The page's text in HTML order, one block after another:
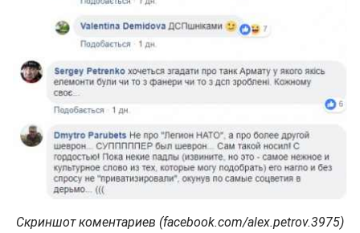
Скриншот коментариев (facebook.com/alex.petrov.3975)